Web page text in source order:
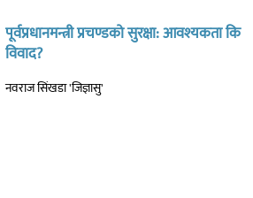
पूर्वप्रधानमन्त्री प्रचण्डको सुरक्षा: आवश्यकता कि
विवाद?
नवराज सिंखडा 'जिज्ञासु'